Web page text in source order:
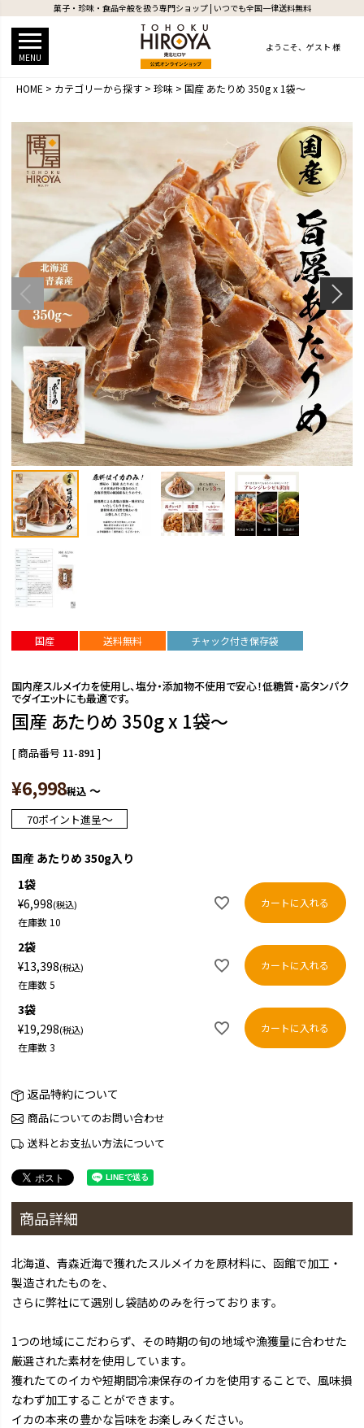
菓子・珍味・食品全般を扱う専門ショップ | いつでも全国一律送料無料
MENU
ようこそ、ゲスト 様
HOME カテゴリーから探す 珍味 国産 あたりめ 350g x 1袋～
国産 送料無料 チャック付き保存袋
国内産スルメイカを使用し、塩分・添加物不使用で安心！低糖質・高タンパク
でダイエットにも最適です。
国産 あたりめ 350g x 1袋～
商品番号 11-891
¥6,998税込 〜
70ポイント進呈〜
国産 あたりめ 350g入り
1袋
¥6,998 税込
在庫数 10
カートに入れる
2袋
¥13,398 税込
在庫数5
カートに入れる
3袋
¥19,298 税込
在庫数3
カートに入れる
返品特約について
商品についてのお問い合わせ
送料とお支払い方法について
商品詳細
北海道、青森近海で獲れたスルメイカを原材料に、函館で加工・
製造されたものを、
さらに弊社にて選別し袋詰めのみを行っております。
1つの地域にこだわらず、その時期の旬の地域や漁獲量に合わせた
厳選された素材を使用しています。
獲れたてのイカや短期間冷凍保存のイカを使用することで、風味損
なわず加工することができます。
イカの本来の豊かな旨味をお楽しみください。